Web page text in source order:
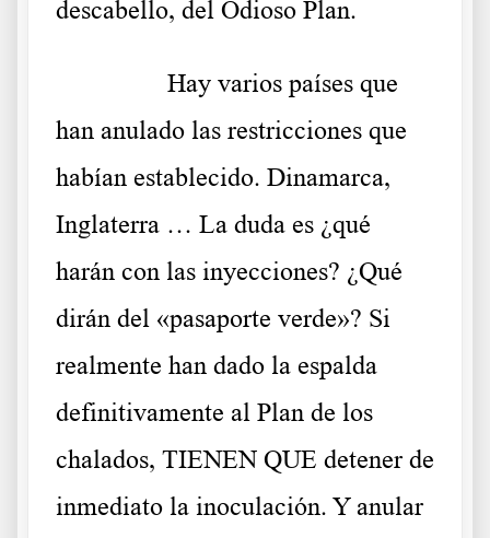
descabello, del Odioso Plan.
Hay varios países que
han anulado las restricciones que
habían establecido. Dinamarca,
Inglaterra … La duda es ¿qué
harán con las inyecciones? ¿Qué
dirán del «pasaporte verde»? Si
realmente han dado la espalda
definitivamente al Plan de los
chalados, TIENEN QUE detener de
inmediato la inoculación. Y anular